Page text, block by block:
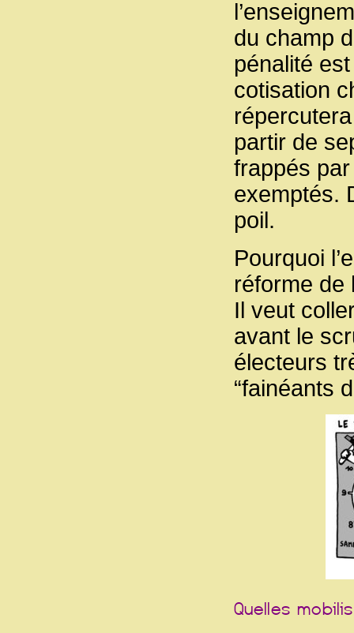
du champ
pénalité
cotisation
partir de
frappés
exemptés.
poil.
Pourquoi
réforme de
Il veut
avant le
électeurs
“fainéants